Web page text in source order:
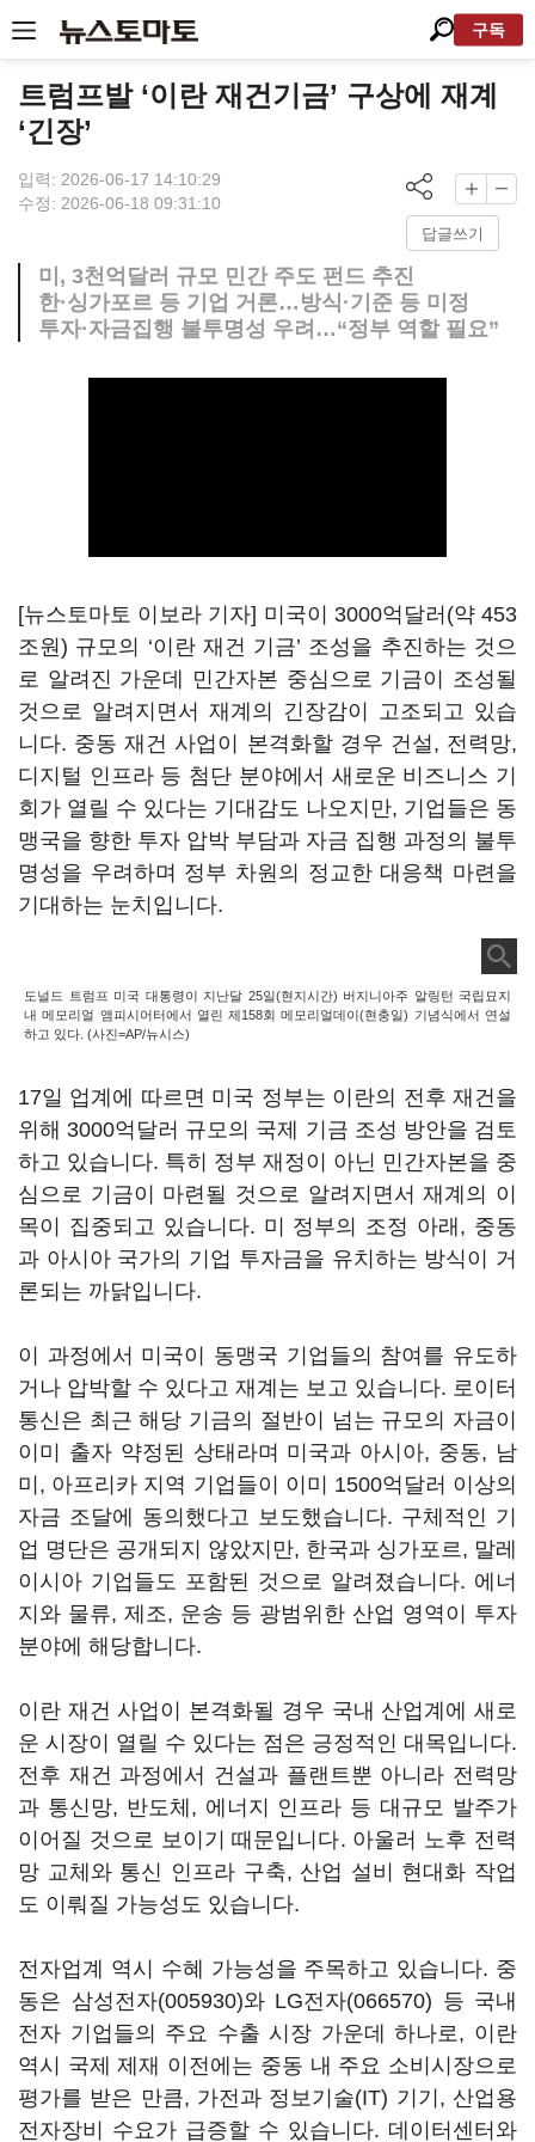
구독
트럼프발 ‘이란 재건기금’ 구상에 재계
‘긴장’
입력: 2026-06-17 14:10:29
수정: 2026-06-18 09:31:10
답글쓰기
미, 3천억달러 규모 민간 주도 펀드 추진
한·싱가포르 등 기업 거론…방식·기준 등 미정
투자·자금집행 불투명성 우려…“정부 역할 필요”
[뉴스토마토 이보라 기자] 미국이 3000억달러(약 453
조원) 규모의 ‘이란 재건 기금’ 조성을 추진하는 것으
로 알려진 가운데 민간자본 중심으로 기금이 조성될
것으로 알려지면서 재계의 긴장감이 고조되고 있습
니다. 중동 재건 사업이 본격화할 경우 건설, 전력망,
디지털 인프라 등 첨단 분야에서 새로운 비즈니스 기
회가 열릴 수 있다는 기대감도 나오지만, 기업들은 동
맹국을 향한 투자 압박 부담과 자금 집행 과정의 불투
명성을 우려하며 정부 차원의 정교한 대응책 마련을
기대하는 눈치입니다.
도널드 트럼프 미국 대통령이 지난달 25일(현지시간) 버지니아주 알링턴 국립묘지
내 메모리얼 앰피시어터에서 열린 제158회 메모리얼데이(현충일) 기념식에서 연설
하고 있다. (사진=AP/뉴시스)
17일 업계에 따르면 미국 정부는 이란의 전후 재건을
위해 3000억달러 규모의 국제 기금 조성 방안을 검토
하고 있습니다. 특히 정부 재정이 아닌 민간자본을 중
심으로 기금이 마련될 것으로 알려지면서 재계의 이
목이 집중되고 있습니다. 미 정부의 조정 아래, 중동
과 아시아 국가의 기업 투자금을 유치하는 방식이 거
론되는 까닭입니다.
이 과정에서 미국이 동맹국 기업들의 참여를 유도하
거나 압박할 수 있다고 재계는 보고 있습니다. 로이터
통신은 최근 해당 기금의 절반이 넘는 규모의 자금이
이미 출자 약정된 상태라며 미국과 아시아, 중동, 남
미, 아프리카 지역 기업들이 이미 1500억달러 이상의
자금 조달에 동의했다고 보도했습니다. 구체적인 기
업 명단은 공개되지 않았지만, 한국과 싱가포르, 말레
이시아 기업들도 포함된 것으로 알려졌습니다. 에너
지와 물류, 제조, 운송 등 광범위한 산업 영역이 투자
분야에 해당합니다.
이란 재건 사업이 본격화될 경우 국내 산업계에 새로
운 시장이 열릴 수 있다는 점은 긍정적인 대목입니다.
전후 재건 과정에서 건설과 플랜트뿐 아니라 전력망
과 통신망, 반도체, 에너지 인프라 등 대규모 발주가
이어질 것으로 보이기 때문입니다. 아울러 노후 전력
망 교체와 통신 인프라 구축, 산업 설비 현대화 작업
도 이뤄질 가능성도 있습니다.
전자업계 역시 수혜 가능성을 주목하고 있습니다. 중
동은 삼성전자(005930)와 LG전자(066570) 등 국내
전자 기업들의 주요 수출 시장 가운데 하나로, 이란
역시 국제 제재 이전에는 중동 내 주요 소비시장으로
평가를 받은 만큼, 가전과 정보기술(IT) 기기, 산업용
전자장비 수요가 급증할 수 있습니다. 데이터센터와